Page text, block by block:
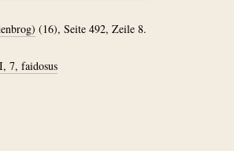
(16), Seite 492, Zeile 8.
7, faidosus